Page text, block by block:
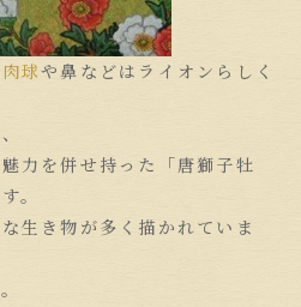
肉球や鼻などはライオンらしく
力を併せ持った「唐獅子牡
。
生き物が多く描かれていま